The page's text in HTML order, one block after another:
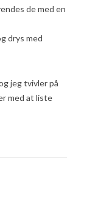
de med en
drys med
jeg tvivler på
med at liste